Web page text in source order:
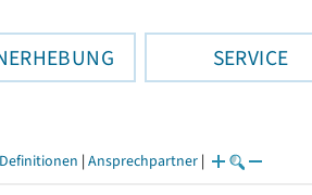
SERVICE
Definitionen | Ansprechpartner |